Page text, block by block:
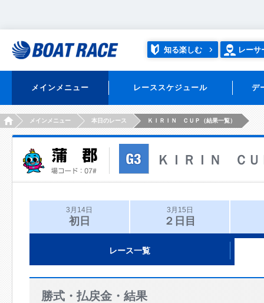
知る楽しむ レーサ
メインメニュー レーススケジュール デ
HOMEメインメニュー 本日のレース ＫＩＲＩＮ ＣＵＰ（結果一覧）
ＫＩＲＩＮ ＣＵ
3月14日
初日
3月15日
２日目
レース一覧
勝式・払戻金・結果